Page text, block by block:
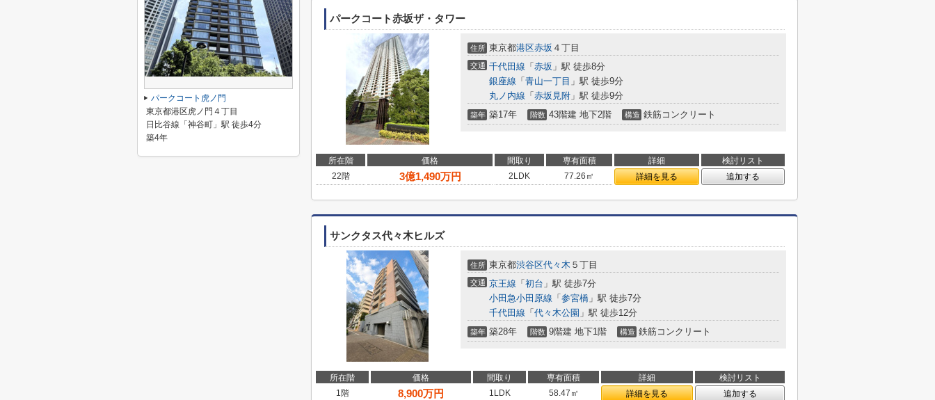
パークコート赤坂ザ・タワー
住所 東京都港区赤坂 ４丁目
交通 千代田線 「 赤坂 」駅 徒歩8分
銀座線 「 青山一丁目 」駅 徒歩9分
丸ノ内線 「 赤坂見附 」駅 徒歩9分
築年 築17年 階数 43階建 地下2階 構造 鉄筋コンクリート
所在階 価格 間取り 専有面積 詳細
検討リスト
22階
3億1,490万円 2LDK 77.26㎡ 詳細を見る 追加する
サンクタス代々木ヒルズ
住所 東京都渋谷区代々木 ５丁目
交通 京王線 「 初台 」駅 徒歩7分
小田急小田原線 「 参宮橋 」駅 徒歩7分
千代田線 「 代々木公園 」駅 徒歩12分
築年 築28年 階数 9階建 地下1階 構造 鉄筋コンクリート
所在階 価格 間取り 専有面積 詳細
検討リスト
1階
8,900万円 1LDK 58.47㎡ 詳細を見る 追加する
パークコート虎ノ門
東京都港区虎ノ門４丁目
日比谷線「神谷町」駅 徒歩4分
築4年